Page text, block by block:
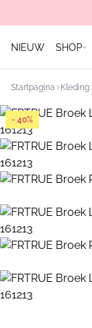
NIEUW SHOP
Startpagina Kleding
- 40%